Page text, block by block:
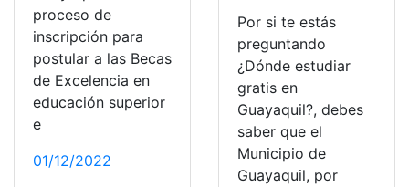
proceso de
inscripción para
postular a las Becas
de Excelencia en
educación superior
e
01/12/2022
Por si te estás
preguntando
¿Dónde estudiar
gratis en
Guayaquil?, debes
saber que el
Municipio de
Guayaquil, por